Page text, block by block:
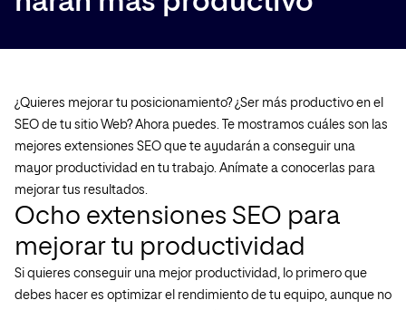
¿Quieres mejorar tu posicionamiento? ¿Ser más productivo en el
SEO de tu sitio Web? Ahora puedes. Te mostramos cuáles son las
mejores extensiones SEO que te ayudarán a conseguir una
mayor productividad en tu trabajo. Anímate a conocerlas para
mejorar tus resultados.
Ocho extensiones SEO para
mejorar tu productividad
Si quieres conseguir una mejor productividad, lo primero que
debes hacer es optimizar el rendimiento de tu equipo, aunque no